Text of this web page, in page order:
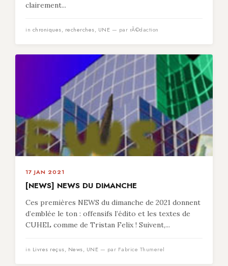
clairement...
in chroniques, recherches, UNE — par rÃ©daction
17 JAN 2021
[NEWS] NEWS DU DIMANCHE
Ces premières NEWS du dimanche de 2021 donnent
d’emblée le ton : offensifs l’édito et les textes de
CUHEL comme de Tristan Felix ! Suivent,...
in Livres reçus, News, UNE — par Fabrice Thumerel